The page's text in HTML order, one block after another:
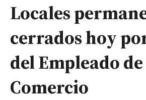
Locales
cerrados hoy
del Empleado de
Comercio